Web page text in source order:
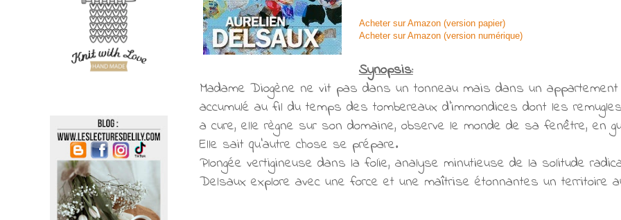
Acheter sur Amazon (version papier)
Acheter sur Amazon (version numérique)
Synopsis:
Madame Diogène ne vit pas dans un tonneau mais dans un
accumulé au fil du temps des tombereaux d’immondices dont les
a cure, elle règne sur son domaine, observe le monde de sa fenêtre, en
Elle sait qu’autre chose se prépare.
Plongée vertigineuse dans la folie, analyse minutieuse de la solitude
Delsaux explore avec une force et une maîtrise étonnantes un territoire